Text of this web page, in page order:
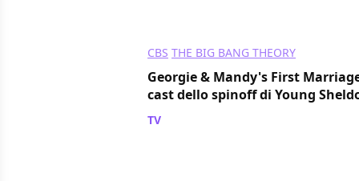
CBS THE BIG BANG THEORY
Georgie & Mandy's First
cast dello spinoff di Young
TV